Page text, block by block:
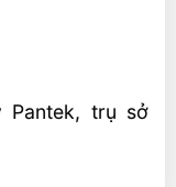
Pantek, trụ sở